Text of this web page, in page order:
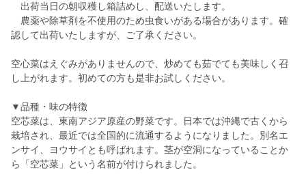
出荷当日の朝収穫し箱詰めし、配送いたします。
農薬や除草剤を不使用のため虫食いがある場合があります。確
認して出荷いたしますが、ご了承ください。
空心菜はえぐみがありませんので、炒めても茹でても美味しく召
し上がれます。初めての方も是非お試しください。
▼品種・味の特徴
空芯菜は、東南アジア原産の野菜です。日本では沖縄で古くから
栽培され、最近では全国的に流通するようになりました。別名エ
ンサイ、ヨウサイとも呼ばれます。茎が空洞になっていることか
ら「空芯菜」という名前が付けられました。